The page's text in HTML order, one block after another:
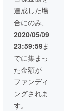
達成した場
合にのみ、
2020/05/09
23:59:59ま
でに集まっ
た金額が
ファンディ
ングされま
す。